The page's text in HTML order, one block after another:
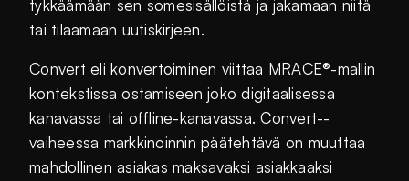
tykkäämään sen somesisällöistä ja jakamaan niitä
tai tilaamaan uutiskirjeen.
Convert eli konvertoiminen viittaa MRACE®-mallin
kontekstissa ostamiseen joko digitaalisessa
kanavassa tai offline-kanavassa. Convert-­
vaiheessa markkinoinnin päätehtävä on muuttaa
mahdollinen asiakas maksavaksi asiakkaaksi